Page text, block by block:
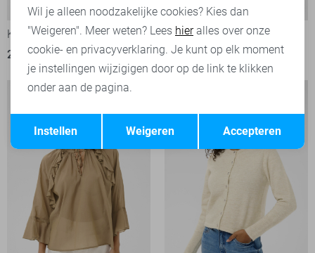
Kaffe Blouse
20,00 39,95
Kaffe Trui
20,00
39,95
Terug Opslaan
Wil je alleen noodzakelijke cookies? Kies dan
"Weigeren". Meer weten? Lees hieralles over onze
cookie- en privacyverklaring. Je kunt op elk moment
je instellingen wijzigigen door op de link te klikken
onder aan de pagina.
Accepteren
Weigeren
Instellen